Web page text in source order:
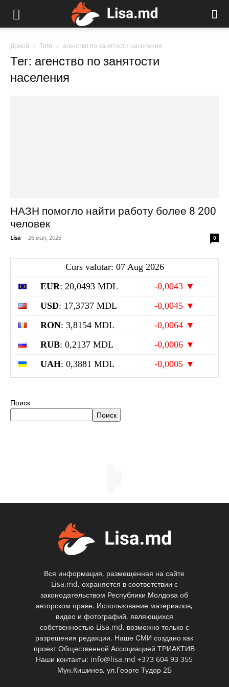
Домой Теги агенство по занятости населения
Тег: агенство по занятости
населения
НАЗН помогло найти работу более 8 200
человек
Lisa - 26 мая, 2025 0
Curs valutar: 07 Aug 2026
EUR: 20,0493 MDL
-0,0043 ▼
USD: 17,3737 MDL
-0,0045 ▼
RON: 3,8154 MDL
-0,0064 ▼
RUB: 0,2137 MDL
-0,0006 ▼
UAH: 0,3881 MDL -0,0005 ▼
Поиск
Поиск
Вся информация, размещенная на сайте
Lisa.md, охраняется в соответствии с
законодательством Республики Молдова об
авторском праве. Использование материалов,
видео и фотографий, являющихся
собственностью Lisa.md, возможно только с
разрешения редакции. Наше СМИ создано как
проект Общественной Ассоциацией ТРИАКТИВ
Наши контакты: info@lisa.md +373 604 93 355
Мун.Кишинев, ул.Георге Тудор 2Б